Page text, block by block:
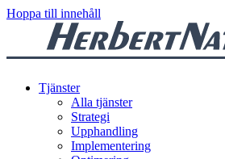
Hoppa till innehåll
Tjänster
Alla tjänster
Strategi
Upphandling
Implementering